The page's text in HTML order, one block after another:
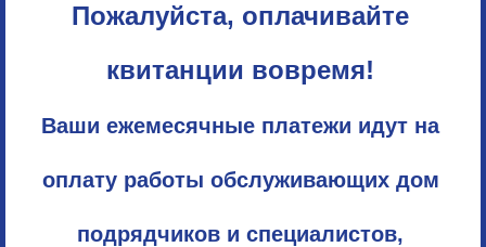
Пожалуйста, оплачивайте
квитанции вовремя!
Ваши ежемесячные платежи идут на
оплату работы обслуживающих дом
подрядчиков и специалистов,